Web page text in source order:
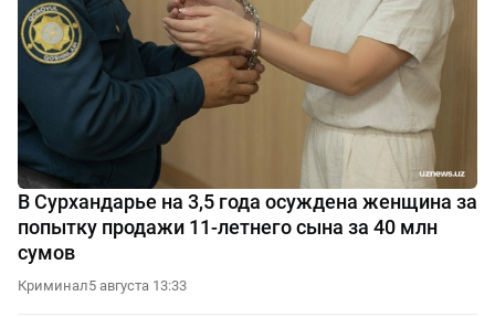
В Сурхандарье на 3,5 года осуждена женщина за
попытку продажи 11-летнего сына за 40 млн
сумов
Криминал5 августа 13:33